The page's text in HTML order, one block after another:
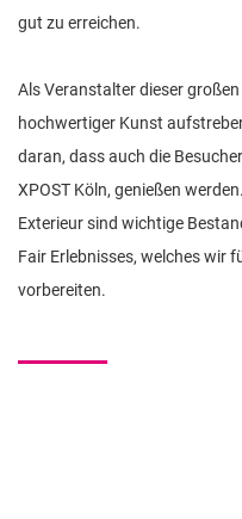
gut zu erreichen.
Als Veranstalter dieser
hochwertiger Kunst
daran, dass auch die
XPOST Köln, genießen
Exterieur sind wichtige
Fair Erlebnisses, welches wir
vorbereiten.